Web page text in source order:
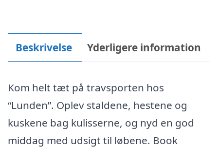
Beskrivelse Yderligere information
Kom helt tæt på travsporten hos
“Lunden”. Oplev staldene, hestene og
kuskene bag kulisserne, og nyd en god
middag med udsigt til løbene. Book